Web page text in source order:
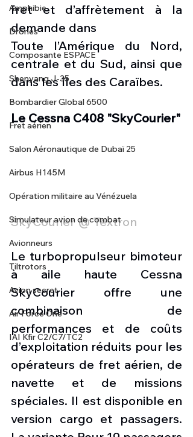
Amphibie
Drones
Composante ESPACE
Shenyang J-35
Bombardier Global 6500
Fret aérien
Salon Aéronautique de Dubaï 25
Airbus H145M
Opération militaire au Vénézuela
Simulateur avion de combat
Avionneurs
Tiltrotors
Avion secret
Air Force One
IAI Kfir C2/C7/TC2
fret et d’affrètement à la
demande dans
Toute l’Amérique du Nord,
centrale et du Sud, ainsi que
dans les îles des Caraïbes.
Le Cessna C408 "SkyCourier"
SkyCourier @ Textron
Le turbopropulseur bimoteur
à aile haute Cessna
SkyCourier offre une
combinaison de
performances et de coûts
d’exploitation réduits pour les
opérateurs de fret aérien, de
navette et de missions
spéciales. Il est disponible en
version cargo et passagers.